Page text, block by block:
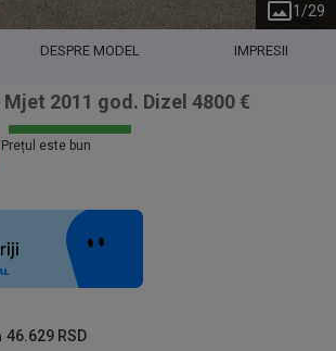
1 /29
DESPRE MODEL IMPRESII
2011 god. Dizel 4800 €
Prețul este bun
46.629 RSD